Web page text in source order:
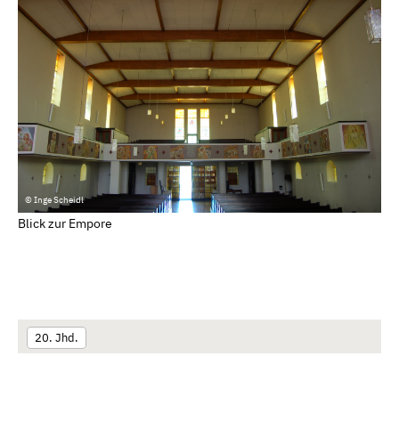
© Inge Scheidl
Blick zur Empore
20. Jhd.